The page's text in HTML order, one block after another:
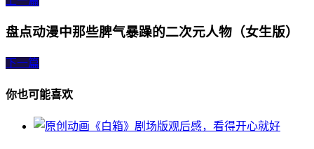
盘点动漫中那些脾气暴躁的二次元人物（女生版）
下一篇
你也可能喜欢